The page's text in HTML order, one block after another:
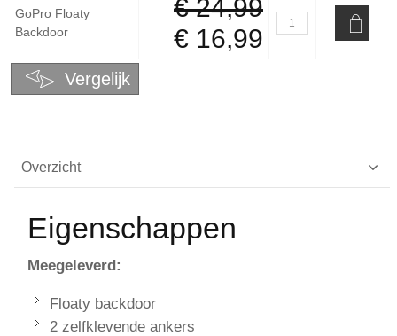
GoPro Floaty
Backdoor
€ 24,99
€ 16,99
Vergelijk
Overzicht
Eigenschappen
Meegeleverd:
Floaty backdoor
2 zelfklevende ankers